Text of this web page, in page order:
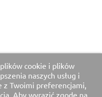
cookie i plików
naszych usług i
z Twoimi preferencjami,
Aby wyrazić zgodę na